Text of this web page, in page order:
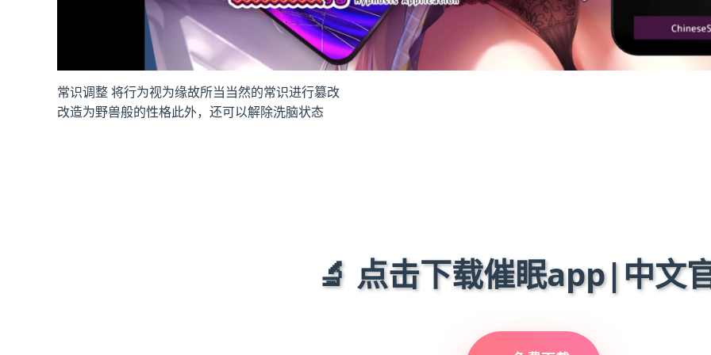
常识调整 将行为视为缘故所当当然的常识进行篡改
改造为野兽般的性格此外，还可以解除洗脑状态
🔬 点击下载催眠app|中文